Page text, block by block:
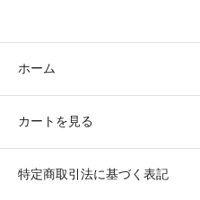
ホーム
カートを見る
特定商取引法に基づく表記